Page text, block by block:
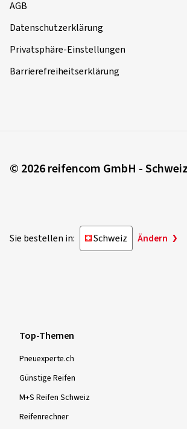
AGB
Datenschutzerklärung
Privatsphäre-Einstellungen
Barrierefreiheitserklärung
© 2026 reifencom GmbH - Schweiz
Sie bestellen in: Schweiz Ändern
Top-Themen
Pneuexperte.ch
Günstige Reifen
M+S Reifen Schweiz
Reifenrechner